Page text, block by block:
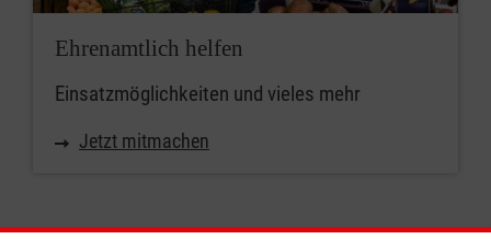
Ehrenamtlich helfen
Einsatzmöglichkeiten und vieles mehr
Jetzt mitmachen